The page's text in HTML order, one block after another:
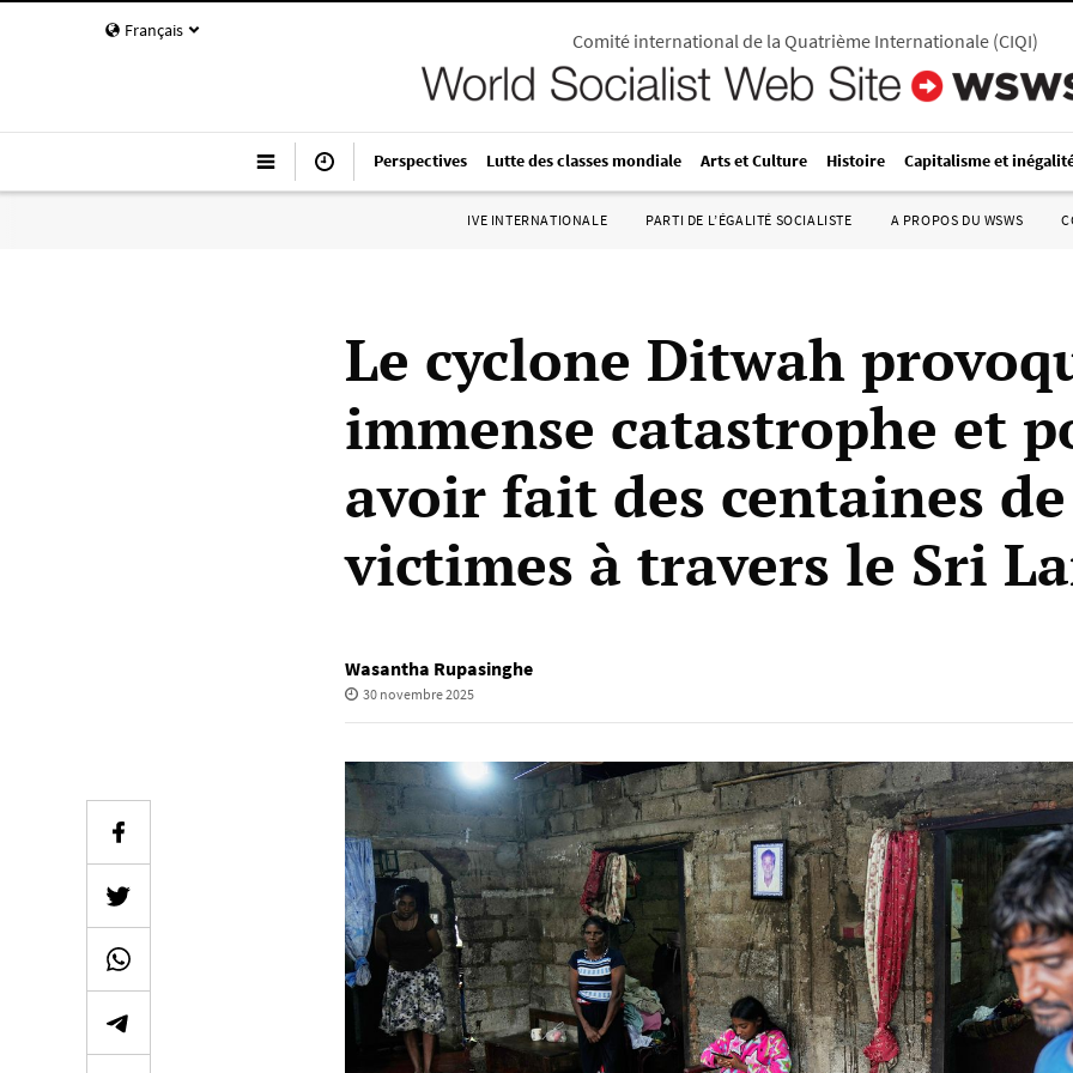
Français Comité international de la Quatrième Internationale(CIQI)
Perspectives Lutte des classes mondiale Arts et Culture Histoire Capitalisme et
IVE INTERNATIONALE PARTI DE L’ÉGALITÉ SOCIALISTE A PROPOS DU WSWS
Le cyclone Ditwah
immense catastrophe et
avoir fait des centaines de
victimes à travers le Sri
Wasantha Rupasinghe
30 novembre 2025